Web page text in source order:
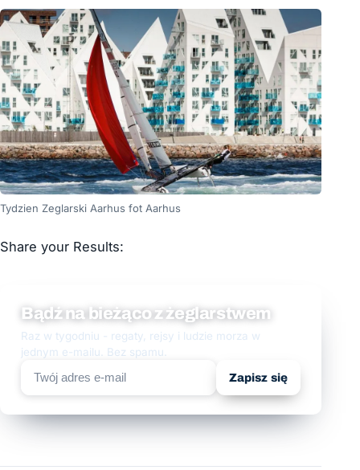
Tydzien Zeglarski Aarhus fot Aarhus
Share your Results:
Bądź na bieżąco z żeglarstwem
Raz w tygodniu - regaty, rejsy i ludzie morza w
jednym e-mailu. Bez spamu.
Zapisz się